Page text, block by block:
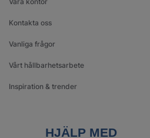
Kontakta oss
Vanliga frågor
Vårt hållbarhetsarbete
Inspiration & trender